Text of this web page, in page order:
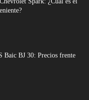
Baic BJ 30: Precios frente